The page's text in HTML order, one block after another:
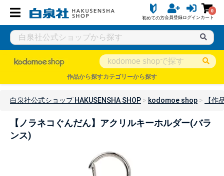
初めての方会員登録ログイン
0
カート
作品から探すカテゴリーから探す
白泉社公式ショップ HAKUSENSHA SHOP kodomoe shop 【作
【ノラネコぐんだん】アクリルキーホルダー(バラ
ンス)